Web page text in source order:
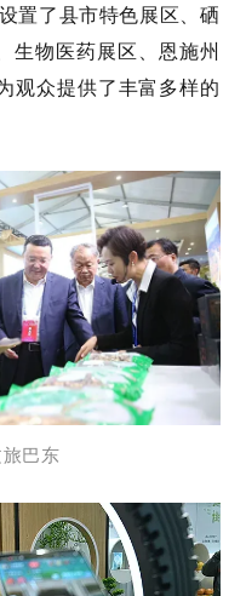
置了县市特色展区、硒
生物医药展区、恩施州
观众提供了丰富多样的
巴东